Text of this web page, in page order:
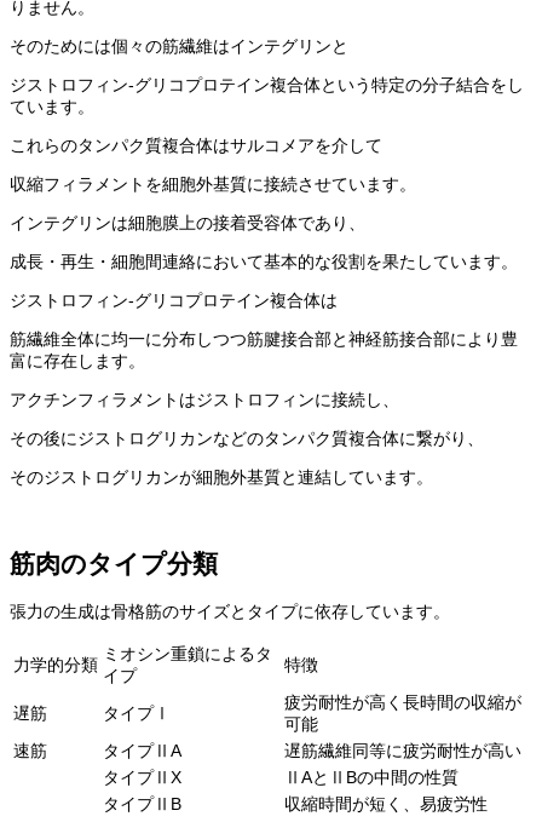
りません。
そのためには個々の筋繊維はインテグリンと
ジストロフィン-グリコプロテイン複合体という特定の分子結合をし
ています。
これらのタンパク質複合体はサルコメアを介して
収縮フィラメントを細胞外基質に接続させています。
インテグリンは細胞膜上の接着受容体であり、
成長・再生・細胞間連絡において基本的な役割を果たしています。
ジストロフィン-グリコプロテイン複合体は
筋繊維全体に均一に分布しつつ筋腱接合部と神経筋接合部により豊
富に存在します。
アクチンフィラメントはジストロフィンに接続し、
その後にジストログリカンなどのタンパク質複合体に繋がり、
そのジストログリカンが細胞外基質と連結しています。
筋肉のタイプ分類
張力の生成は骨格筋のサイズとタイプに依存しています。
力学的分類
ミオシン重鎖によるタ
イプ
特徴
遅筋 タイプⅠ
疲労耐性が高く長時間の収縮が
可能
速筋
タイプⅡA
遅筋繊維同等に疲労耐性が高い
タイプⅡX
ⅡAとⅡBの中間の性質
タイプⅡB
収縮時間が短く、易疲労性